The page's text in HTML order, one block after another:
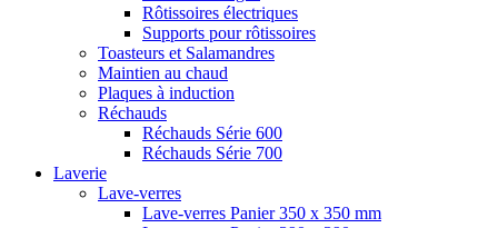
Rôtissoires électriques
Supports pour rôtissoires
Toasteurs et Salamandres
Maintien au chaud
Plaques à induction
Réchauds
Réchauds Série 600
Réchauds Série 700
Laverie
Lave-verres
Lave-verres Panier 350 x 350 mm